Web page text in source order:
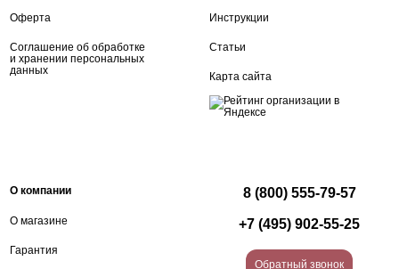
Оферта
Соглашение об обработке
и хранении персональных
данных
Инструкции
Статьи
Карта сайта
О компании
О магазине
Гарантия
8 (800) 555-79-57
+7 (495) 902-55-25
Обратный звонок